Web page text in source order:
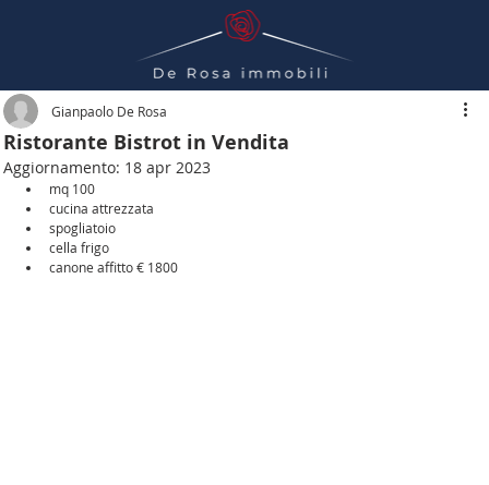
Ristorante Bistrot in Vendita
Gianpaolo De Rosa
Aggiornamento: 18 apr 2023
mq 100
cucina attrezzata
spogliatoio
cella frigo
canone affitto € 1800